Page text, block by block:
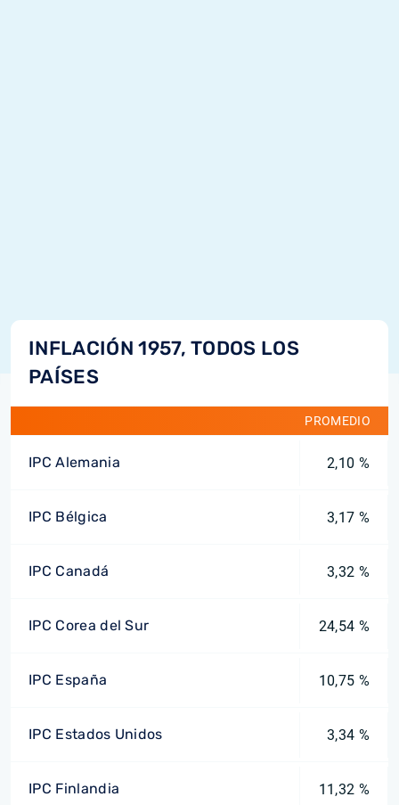
INFLACIÓN 1957, TODOS LOS
PAÍSES
PROMEDIO
IPC Alemania 2,10 %
IPC Bélgica 3,17 %
IPC Canadá 3,32 %
IPC Corea del Sur 24,54 %
IPC España 10,75 %
IPC Estados Unidos 3,34 %
IPC Finlandia 11,32 %